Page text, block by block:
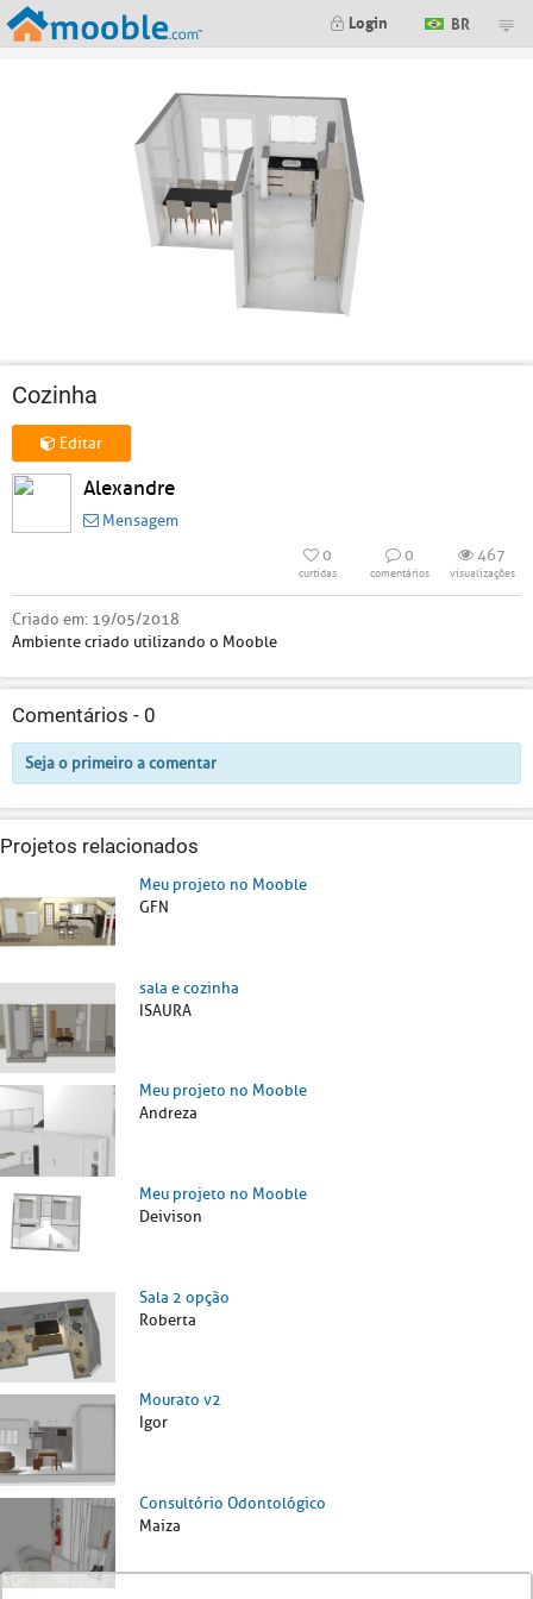
Login BR
Cozinha
Editar
Alexandre
Mensagem
0
curtidas
0
comentários
467
visualizações
Criado em: 19/05/2018
Ambiente criado utilizando o Mooble
Comentários - 0
Seja o primeiro a comentar
Projetos relacionados
Meu projeto no Mooble
GFN
sala e cozinha
ISAURA
Meu projeto no Mooble
Andreza
Meu projeto no Mooble
Deivison
Sala 2 opção
Roberta
Mourato v2
Igor
Consultório Odontológico
Maiza